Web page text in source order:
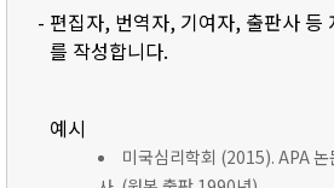
- 편집자, 번역자, 기여자, 출판사 등
를 작성합니다.
예시
미국심리학회 (2015). APA